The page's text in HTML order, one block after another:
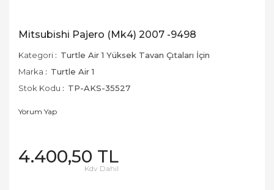
Mitsubishi Pajero (Mk4) 2007 -9498
Kategori
Turtle Air 1 Yüksek Tavan Çıtaları İçin
Marka
Turtle Air 1
Stok Kodu
TP-AKS-35527
Yorum Yap
4.400,50 TL
Kdv Dahil